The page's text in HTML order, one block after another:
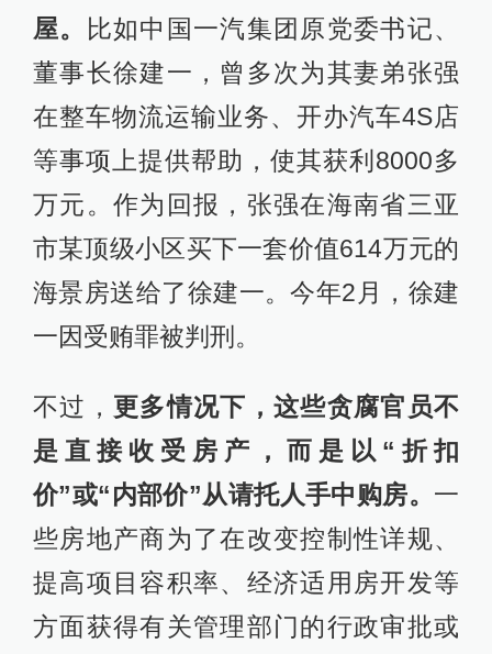
屋。
比如中国一汽集团原党委书记、
董事长徐建一，曾多次为其妻弟张强
在整车物流运输业务、开办汽车4S店
等事项上提供帮助，使其获利8000多
万元。作为回报，张强在海南省三亚
市某顶级小区买下一套价值614万元的
海景房送给了徐建一。今年2月，徐建
一因受贿罪被判刑。
不过， 更多情况下，这些贪腐官员不
是直接收受房产，而是以“折扣
价”或“内部价”从请托人手中购房。 一
些房地产商为了在改变控制性详规、
提高项目容积率、经济适用房开发等
方面获得有关管理部门的行政审批或